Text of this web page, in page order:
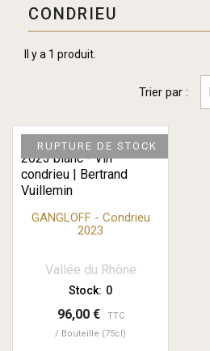
CONDRIEU
Il y a 1 produit.
Trier par :
GANGLOFF - Condrieu
2023
Vallée du Rhône
Stock: 0
96,00 €
TTC
Bouteille (75cl)
RUPTURE DE STOCK